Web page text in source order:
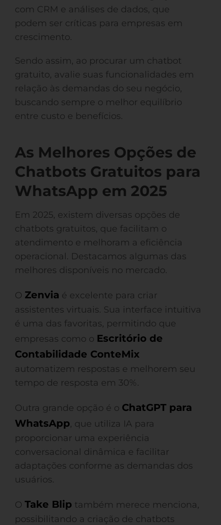
com CRM e análises de dados, que
podem ser críticas para empresas em
crescimento.
Sendo assim, ao procurar um chatbot
gratuito, avalie suas funcionalidades em
relação às demandas do seu negócio,
buscando sempre o melhor equilíbrio
entre custo e benefícios.
As Melhores Opções de
Chatbots Gratuitos para
WhatsApp em 2025
Em 2025, existem diversas opções de
chatbots gratuitos, que facilitam o
atendimento e melhoram a eficiência
operacional. Destacamos algumas das
melhores disponíveis no mercado.
O Zenvia é excelente para criar
assistentes virtuais. Sua interface intuitiva
é uma das favoritas, permitindo que
empresas como o Escritório de
Contabilidade ConteMix
automatizem respostas e melhorem seu
tempo de resposta em 30%.
Outra grande opção é o ChatGPT para
WhatsApp, que utiliza IA para
proporcionar uma experiência
conversacional dinâmica e facilitar
adaptações conforme as demandas dos
usuários.
O Take Blip também merece menciona,
possibilitando a criação de chatbots